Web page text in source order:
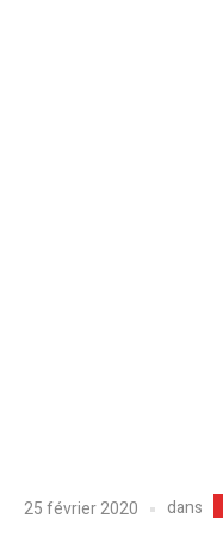
25 février 2020 dans